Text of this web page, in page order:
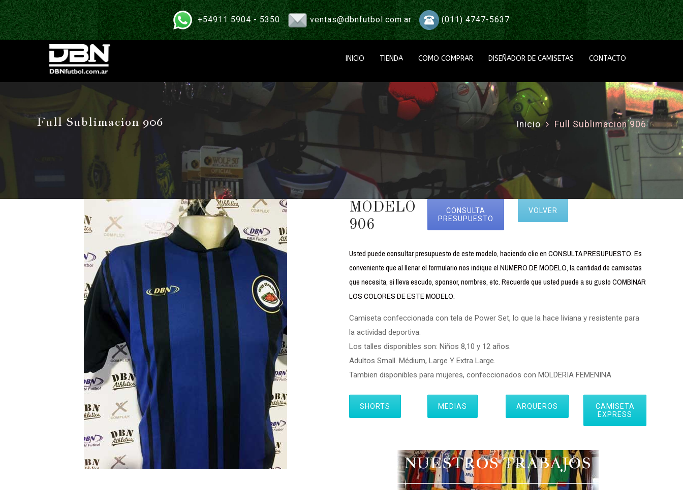
+54911 5904 - 5350 ventas@dbnfutbol.com.ar (011) 4747-5637
INICIO TIENDA COMO COMPRAR DISEÑADOR DE CAMISETAS CONTACTO
Full Sublimacion 906 Inicio Full Sublimacion 906
MODELO
906
CONSULTA
PRESUPUESTO
VOLVER
Usted puede consultar presupuesto de este modelo, haciendo clic en CONSULTA PRESUPUESTO. Es
conveniente que al llenar el formulario nos indique el NUMERO DE MODELO, la cantidad de camisetas
que necesita, si lleva escudo, sponsor, nombres, etc. Recuerde que usted puede a su gusto COMBINAR
LOS COLORES DE ESTE MODELO.
Camiseta confeccionada con tela de Power Set, lo que la hace liviana y resistente para
la actividad deportiva.
Los talles disponibles son: Niños 8,10 y 12 años.
Adultos Small. Médium, Large Y Extra Large.
Tambien disponibles para mujeres, confeccionados con MOLDERIA FEMENINA
SHORTS MEDIAS ARQUEROS
CAMISETA
EXPRESS
NUESTROS TRABAJOS